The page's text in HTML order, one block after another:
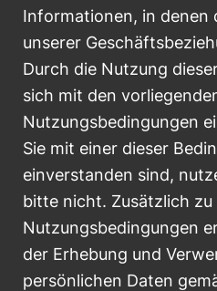
Informationen, in denen
unserer
Durch die Nutzung
sich mit den
Nutzungsbedingungen
Sie mit einer dieser
einverstanden sind,
bitte nicht. Zusätzlich zu
Nutzungsbedingungen
der Erhebung und
persönlichen Daten